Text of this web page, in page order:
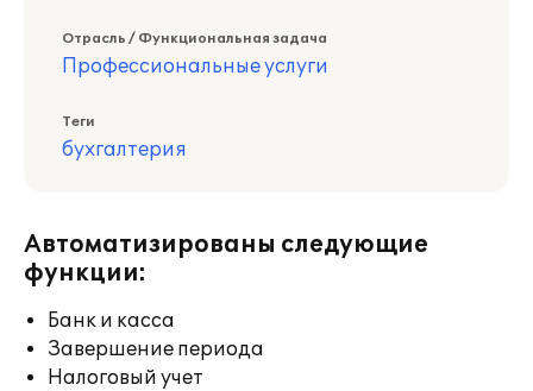
Отрасль / Функциональная задача
Профессиональные услуги
Теги
бухгалтерия
Автоматизированы следующие
функции:
Банк и касса
Завершение периода
Налоговый учет